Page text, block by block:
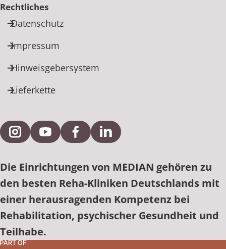
Rechtliches
Datenschutz
Impressum
Hinweisgebersystem
Lieferkette
Externe Verlinkung zu Instagram
Externe Verlinkung zu YouTube
Externe Verlinkung zu Facebook
Externe Verlinkung zu
Die Einrichtungen von MEDIAN gehören zu
den besten Reha-Kliniken Deutschlands mit
einer herausragenden Kompetenz bei
Rehabilitation, psychischer Gesundheit und
Teilhabe.